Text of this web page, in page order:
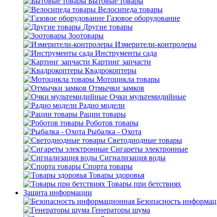
Велосипеда товары
Газовое оборудование
Другие товары
Зоотовары
Измерители-контролеры
Инструменты сада
Картинг запчасти
Квадрокоптеры
Мотоцикла товары
Отмычки замков
Очки мультемидийные
Радио модели
Рации товары
Роботов товары
Рыбалка - Охота
Светодиодные товары
Сигареты электронные
Сигнализация воды
Спорта товары
Товары здоровья
Товары при бетствиях
Защита информации
Безопасность
Генераторы шума